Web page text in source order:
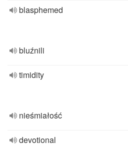
blasphemed
bluźnili
timidity
nieśmiałość
devotional